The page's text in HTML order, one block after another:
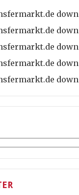
down
down
down
down
down